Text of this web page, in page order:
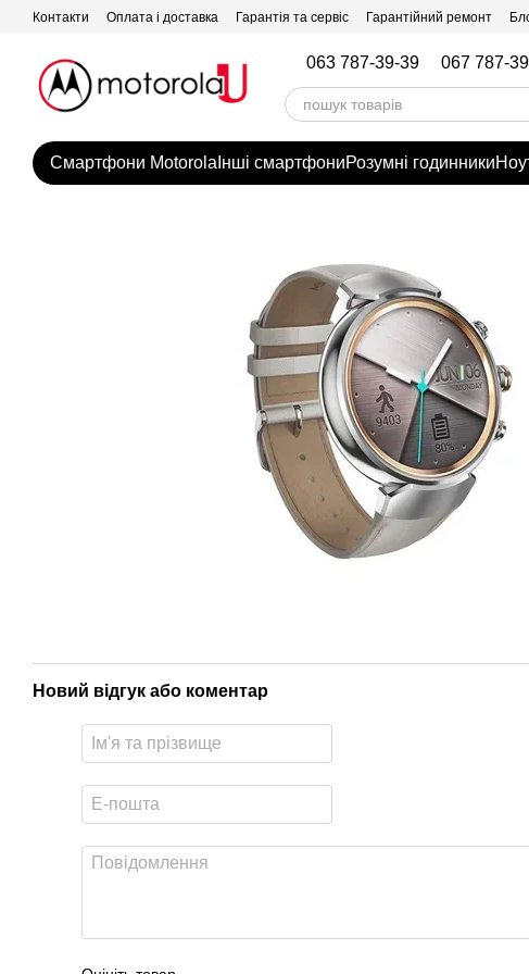
Перейти до основного контенту
Контакти Оплата і доставка Гарантія та сервіс Гарантійний ремонт
063 787-39-39 067 787-
Смартфони Motorola Інші смартфониРозумні годинники
Новий відгук або коментар